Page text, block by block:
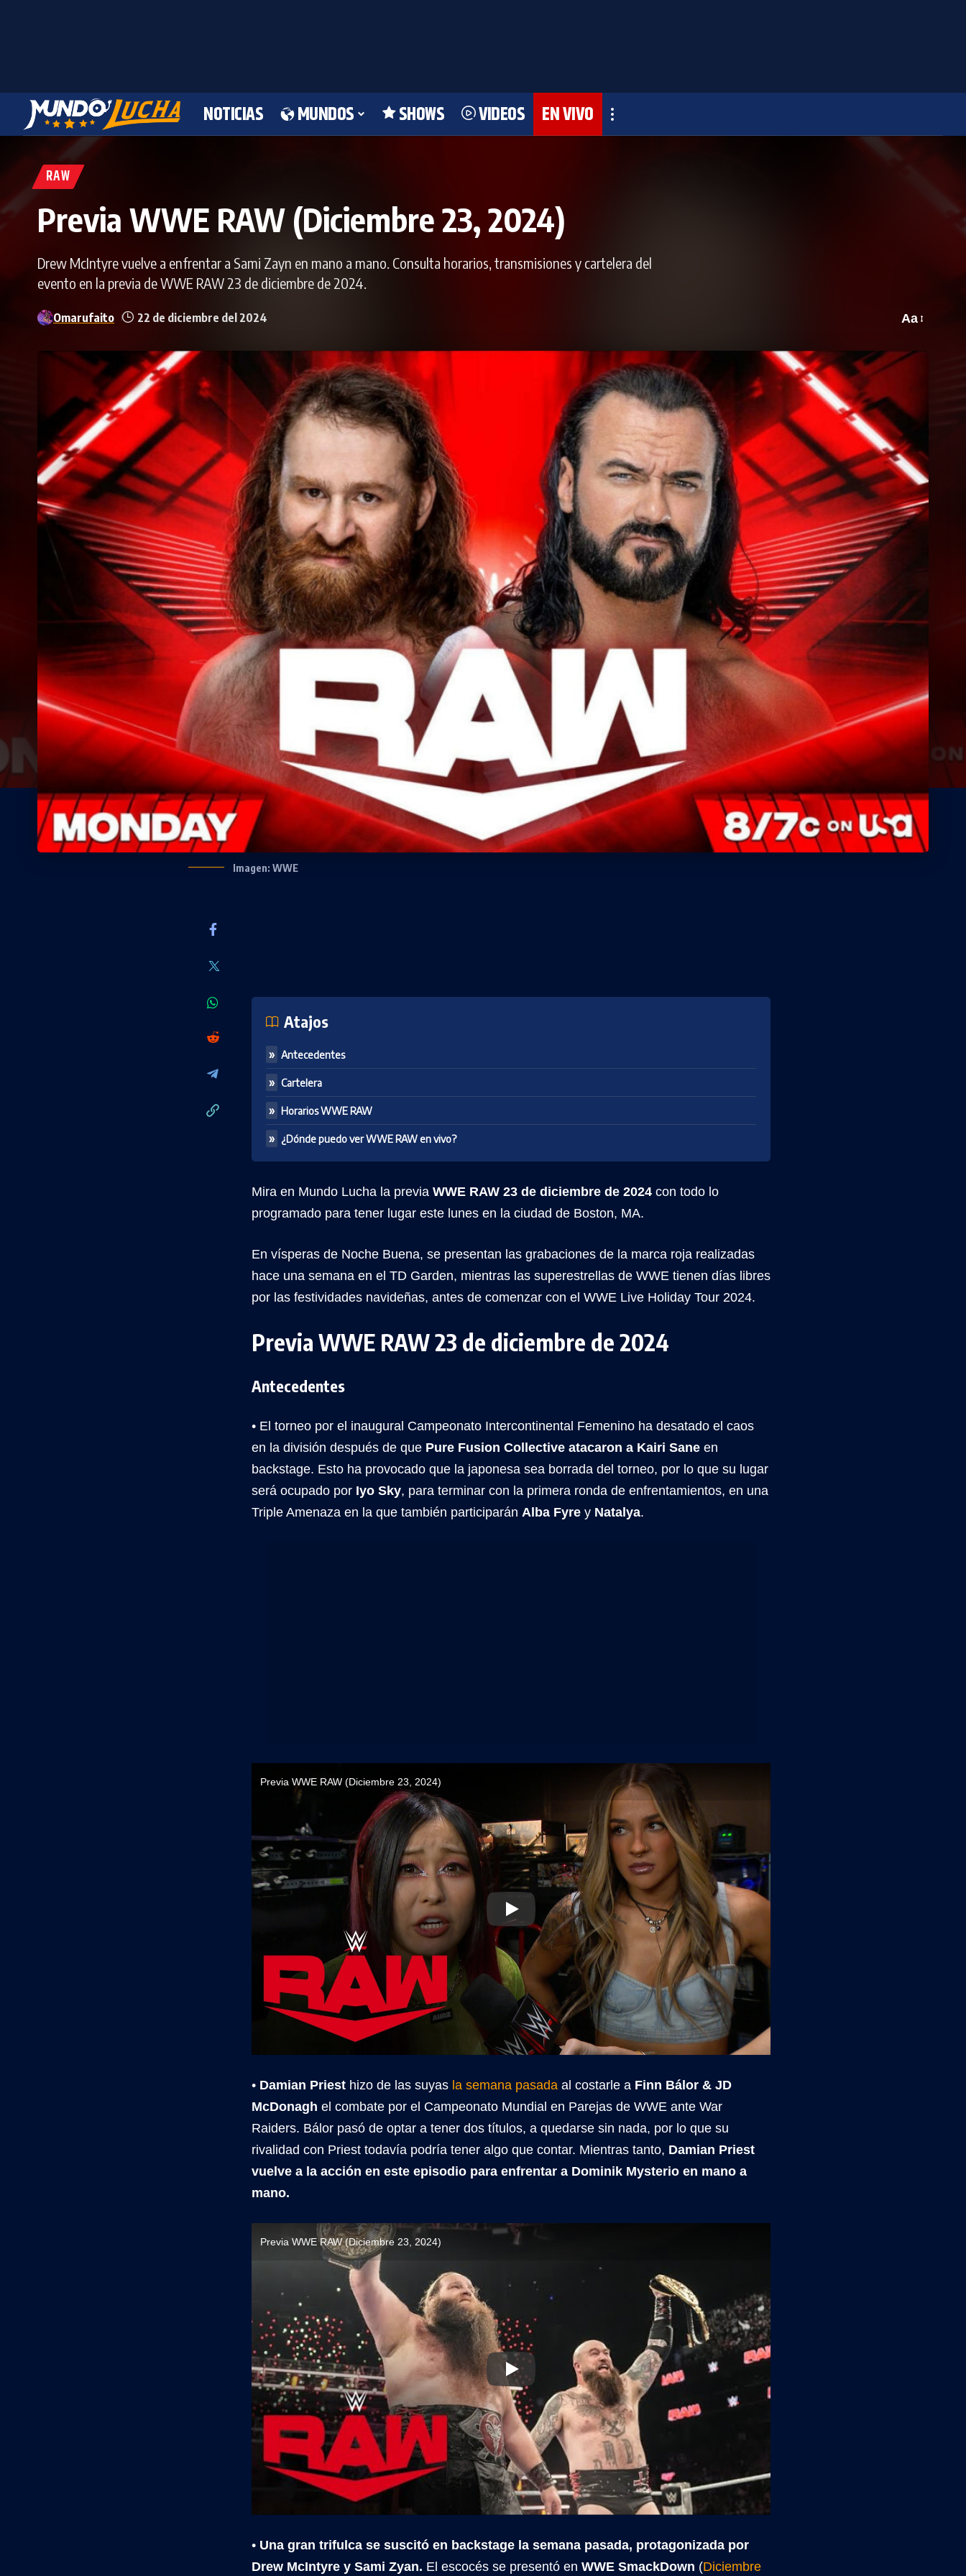
NOTICIAS MUNDOS SHOWS VIDEOS EN VIVO
RAW
Previa WWE RAW (Diciembre 23, 2024)
Drew McIntyre vuelve a enfrentar a Sami Zayn en mano a mano. Consulta horarios, transmisiones y cartelera del
evento en la previa de WWE RAW 23 de diciembre de 2024.
Omarufaito 22 de diciembre del 2024 Aa
Imagen: WWE
Atajos
Antecedentes
Cartelera
Horarios WWE RAW
¿Dónde puedo ver WWE RAW en vivo?
Mira en Mundo Lucha la previa WWE RAW 23 de diciembre de 2024 con todo lo
programado para tener lugar este lunes en la ciudad de Boston, MA.
En vísperas de Noche Buena, se presentan las grabaciones de la marca roja realizadas
hace una semana en el TD Garden, mientras las superestrellas de WWE tienen días libres
por las festividades navideñas, antes de comenzar con el WWE Live Holiday Tour 2024.
Previa WWE RAW 23 de diciembre de 2024
Antecedentes
• El torneo por el inaugural Campeonato Intercontinental Femenino ha desatado el caos
en la división después de que Pure Fusion Collective atacaron a Kairi Sane en
backstage. Esto ha provocado que la japonesa sea borrada del torneo, por lo que su lugar
será ocupado por Iyo Sky, para terminar con la primera ronda de enfrentamientos, en una
Triple Amenaza en la que también participarán Alba Fyre y Natalya.
Previa WWE RAW (Diciembre 23, 2024)
• Damian Priest hizo de las suyas la semana pasada al costarle a Finn Bálor & JD
McDonagh el combate por el Campeonato Mundial en Parejas de WWE ante War
Raiders. Bálor pasó de optar a tener dos títulos, a quedarse sin nada, por lo que su
rivalidad con Priest todavía podría tener algo que contar. Mientras tanto, Damian Priest
vuelve a la acción en este episodio para enfrentar a Dominik Mysterio en mano a
mano.
Previa WWE RAW (Diciembre 23, 2024)
• Una gran trifulca se suscitó en backstage la semana pasada, protagonizada por
Drew McIntyre y Sami Zyan. El escocés se presentó en WWE SmackDown (Diciembre